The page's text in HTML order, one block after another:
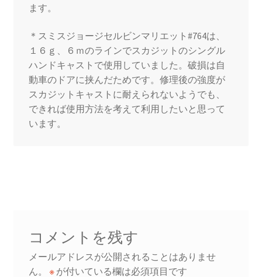
ます。
＊スミスジョージセルビンマリエット#764は、
１６ｇ、６ｍのラインでスカジットのシングル
ハンドキャストで使用していました。破損は自
動車のドアに挟んだためです。修理後の強度が
スカジットキャストに耐えられないようでも、
できれば使用方法を考えて利用したいと思って
います。
コメントを残す
メールアドレスが公開されることはありませ
ん。
※が付いている欄は必須項目です